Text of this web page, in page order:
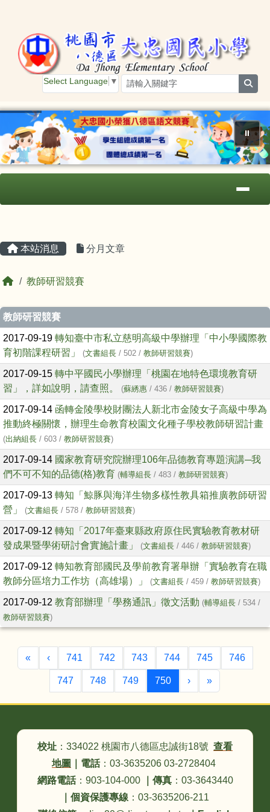
Select Language ▼
⏸
本站消息 分月文章
回首頁教師研習競賽
文章列表
教師研習競賽
2017-09-19 轉知臺中市私立慈明高級中學辦理「中小學國際教
育初階課程研習」
(文書組長 / 502 / 教師研習競賽)
2017-09-15 轉中平國民小學辦理「桃園在地特色環境教育研
習」，詳如說明，請查照。
(蘇綉惠 / 436 / 教師研習競賽)
2017-09-14 函轉金陵學校財團法人新北市金陵女子高級中學為
推動終極關懷，辦理生命教育校園文化種子學校教師研習計畫
(出納組長 / 603 / 教師研習競賽)
2017-09-14 國家教育研究院辦理106年品德教育專題演講─我
們不可不知的品德(格)教育 (輔導組長 / 483 / 教師研習競賽)
2017-09-13 轉知「鯨豚與海洋生物多樣性教具箱推廣教師研習
營」
(文書組長 / 578 / 教師研習競賽)
2017-09-12 轉知「2017年臺東縣政府原住民實驗教育教材研
發成果暨學術研討會實施計畫」
(文書組長 / 446 / 教師研習競賽)
2017-09-12 轉知教育部國民及學前教育署舉辦「實驗教育在職
教師分區培力工作坊（高雄場）」
(文書組長 / 459 / 教師研習競賽)
2017-09-12 教育部辦理「學務通訊」徵文活動 (輔導組長 / 534 /
教師研習競賽)
«第一頁
‹上一頁
741 742 743 744 745 746
747 748 749 750(目前頁次)
›下一頁
»最後頁
校址 ：334022 桃園市八德區忠誠街18號 查看
地圖
電話：03-3635206 03-2728404
網路電話：903-104-000 傳真：03-3643440
個資保護專線 ：03-3635206-211